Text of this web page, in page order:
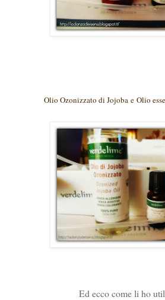
Olio Ozonizzato di Jojoba e Olio
Ed ecco come li ho